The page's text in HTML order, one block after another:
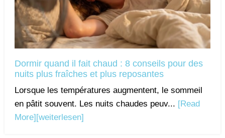
Dormir quand il fait chaud : 8 conseils pour des
nuits plus fraîches et plus reposantes
Lorsque les températures augmentent, le sommeil
en pâtit souvent. Les nuits chaudes peuv... [Read
More] [weiterlesen]